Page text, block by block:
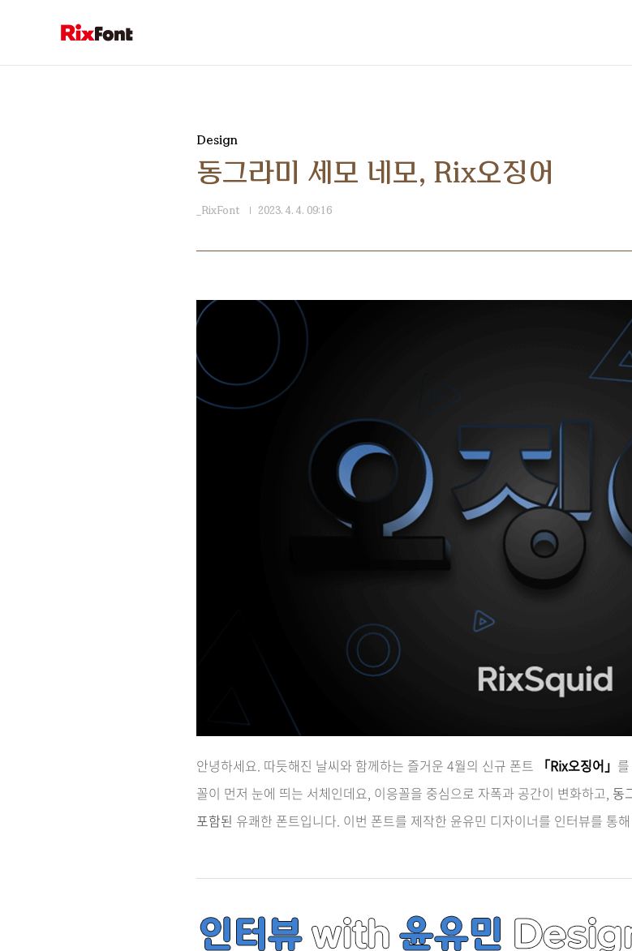
Design
동그라미 세모 네모, Rix오징어
_RixFont 2023. 4. 4. 09:16
안녕하세요. 따듯해진 날씨와 함께하는 즐거운 4월의 신규 폰트 「Rix오징어」
꼴이 먼저 눈에 띄는 서체인데요, 이응꼴을 중심으로 자폭과 공간이 변화하고, 동
포함된 유쾌한 폰트입니다. 이번 폰트를 제작한 윤유민 디자이너를 인터뷰를 통